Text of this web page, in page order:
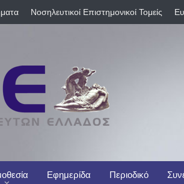
Νοσηλευτικοί Επιστημονικοί Τομείς
Εφημερίδα Περιοδικό